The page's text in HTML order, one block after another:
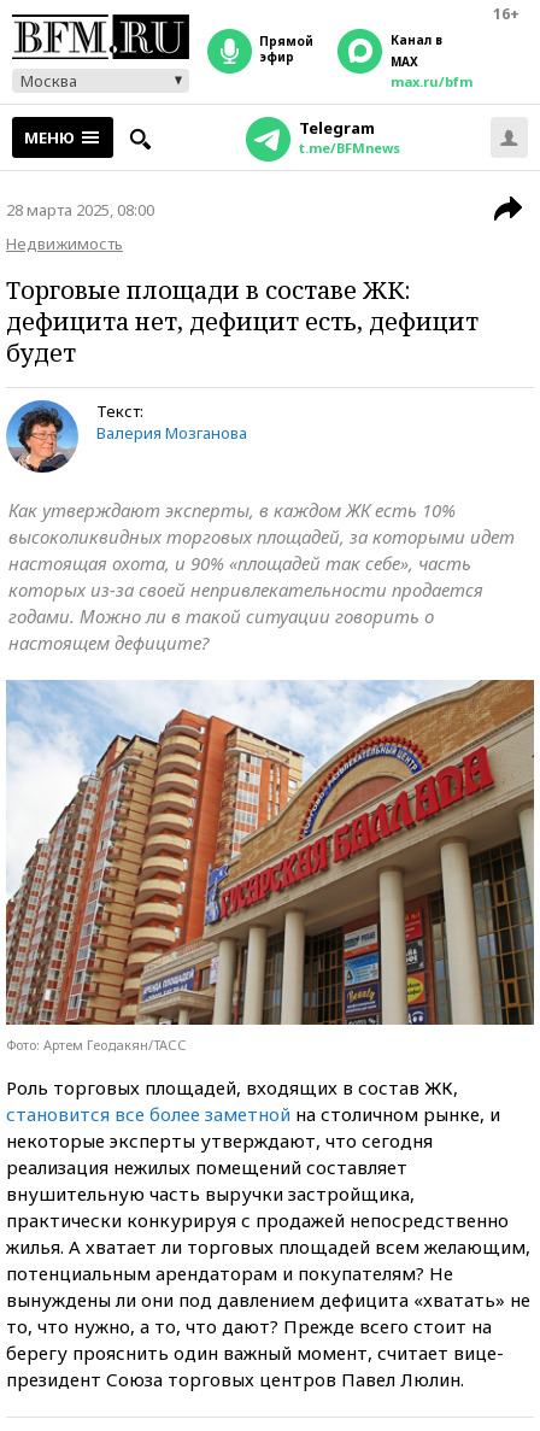
16+
Москва
прямой
эфир
Канал в
MAX
max.ru/bfm
МЕНЮ Telegram
t.me/BFMnews
28 марта 2025, 08:00
Недвижимость
Торговые площади в составе ЖК:
дефицита нет, дефицит есть, дефицит
будет
Текст:
Валерия Мозганова
Как утверждают эксперты, в каждом ЖК есть 10%
высоколиквидных торговых площадей, за которыми идет
настоящая охота, и 90% «площадей так себе», часть
которых из-за своей непривлекательности продается
годами. Можно ли в такой ситуации говорить о
настоящем дефиците?
Фото: Артем Геодакян/ТАСС
Роль торговых площадей, входящих в состав ЖК,
становится все более заметной на столичном рынке, и
некоторые эксперты утверждают, что сегодня
реализация нежилых помещений составляет
внушительную часть выручки застройщика,
практически конкурируя с продажей непосредственно
жилья. А хватает ли торговых площадей всем желающим,
потенциальным арендаторам и покупателям? Не
вынуждены ли они под давлением дефицита «хватать» не
то, что нужно, а то, что дают? Прежде всего стоит на
берегу прояснить один важный момент, считает вице-
президент Союза торговых центров Павел Люлин.